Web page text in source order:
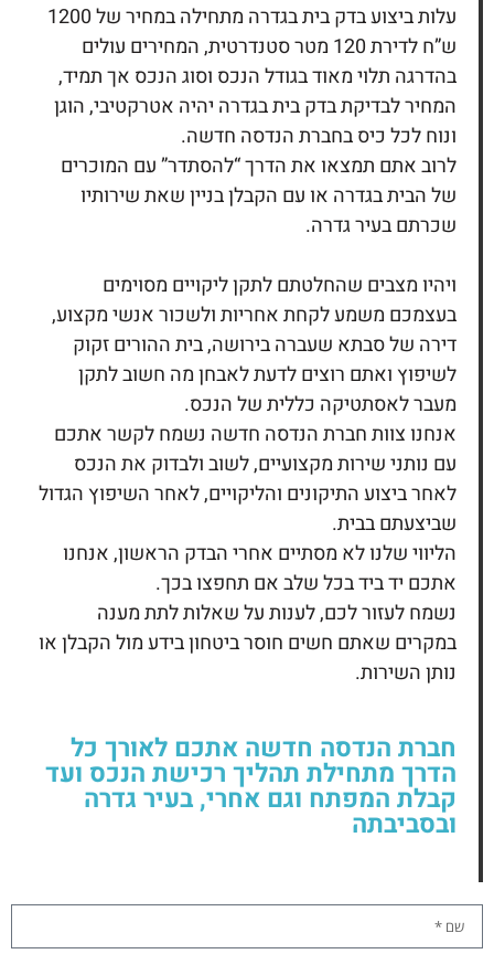
עלות ביצועבדק בית
בגדרה מתחילה במחיר של 1200
ש”ח לדירת 120 מטר סטנדרטית, המחירים עולים
בהדרגה תלוי מאוד בגודל הנכס וסוג הנכס אך תמיד,
המחיר לבדיקת בדק בית בגדרה יהיה אטרקטיבי, הוגן
ונוח לכל כיס בחברת הנדסה חדשה.
לרוב אתם תמצאו את הדרך “להסתדר” עם המוכרים
של הבית בגדרה או עם הקבלן בניין שאת שירותיו
שכרתם בעיר גדרה.
ויהיו מצבים שהחלטתם לתקן ליקויים מסוימים
בעצמכם משמע לקחת אחריות ולשכור אנשי מקצוע,
דירה של סבתא שעברה בירושה, בית ההורים זקוק
לשיפוץ ואתם רוצים לדעת לאבחן מה חשוב לתקן
מעבר לאסתטיקה כללית של הנכס.
אנחנו צוות חברת הנדסה חדשה נשמח לקשר אתכם
עם נותני שירות מקצועיים, לשוב ולבדוק את הנכס
לאחר ביצוע התיקונים והליקויים, לאחר השיפוץ הגדול
שביצעתם בבית.
הליווי שלנו לא מסתיים אחרי הבדק הראשון, אנחנו
אתכם יד ביד בכל שלב אם תחפצו בכך.
נשמח לעזור לכם, לענות על שאלות לתת מענה
במקרים שאתם חשים חוסר ביטחון בידע מול הקבלן או
נותן השירות.
חברת הנדסה חדשה אתכם לאורך כל
הדרך מתחילת תהליך רכישת הנכס ועד
קבלת המפתח וגם אחרי, בעיר גדרה
ובסביבתה